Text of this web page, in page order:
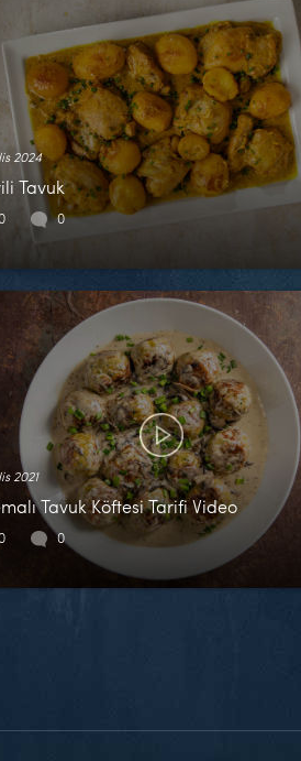
2024
Tavuk
0
2021
Tavuk Köftesi Tarifi Video
0